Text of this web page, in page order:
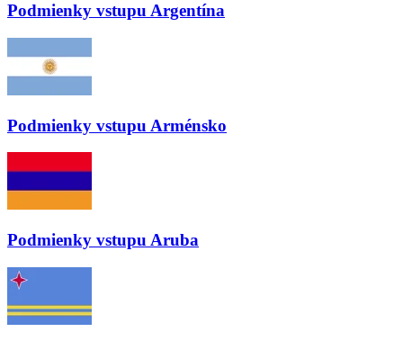
Podmienky vstupu Argentína
Podmienky vstupu Arménsko
Podmienky vstupu Aruba